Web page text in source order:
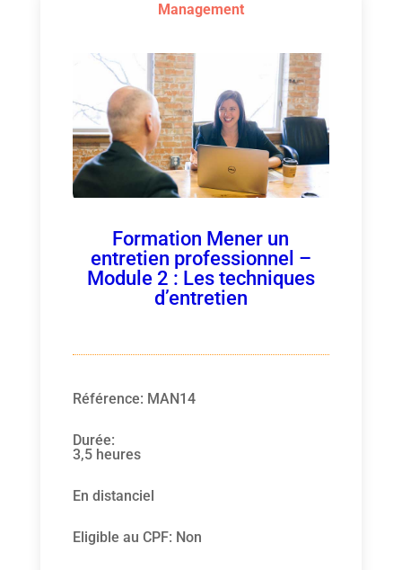
Management
Formation Mener un
entretien professionnel –
Module 2 : Les techniques
d’entretien
Référence: MAN14
Durée:
3,5 heures
En distanciel
Eligible au CPF: Non